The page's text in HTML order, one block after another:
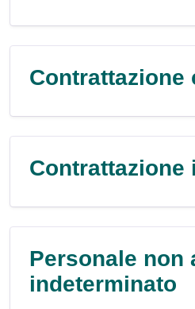
Contrattazione
Contrattazione
Personale non
indeterminato